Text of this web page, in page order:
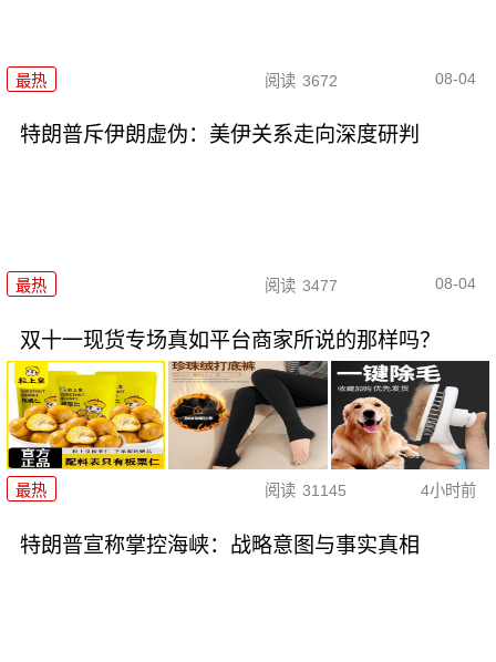
最热 阅读 3672 08-04
特朗普斥伊朗虚伪：美伊关系走向深度研判
最热 阅读 3477 08-04
双十一现货专场真如平台商家所说的那样吗？
最热 阅读 31145 4小时前
特朗普宣称掌控海峡：战略意图与事实真相